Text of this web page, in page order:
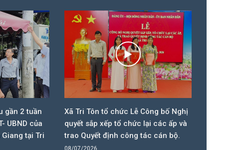
gần 2 tuần
UBND của
tại Tri
Xã Tri Tôn tổ chức Lễ Công bố Nghị
quyết sắp xếp tổ chức lại các ấp và
trao Quyết định công tác cán bộ.
08/07/2026